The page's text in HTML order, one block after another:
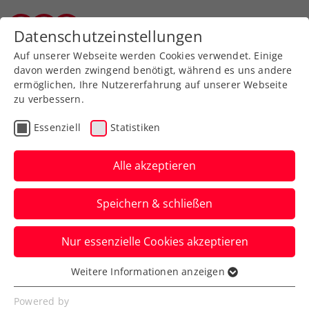
Zurück zur Newsübersicht
Allgemeine Klasse
Der Weg nach Kitzbühel
führt auch durchs Ländle
64 Spieler, fünf ITN-Gruppen und ein
großes gemeinsames Ziel.
Datenschutzeinstellungen
Auf unserer Webseite werden Cookies verwendet. Einige
davon werden zwingend benötigt, während es uns andere
ermöglichen, Ihre Nutzererfahrung auf unserer Webseite
zu verbessern.
Essenziell Statistiken
Alle akzeptieren
Speichern & schließen
Nur essenzielle Cookies akzeptieren
Essenziell
Essenzielle Cookies werden für grundlegende
Weitere Informationen anzeigen
Powered by